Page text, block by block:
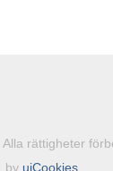
rättigheter
by uiCookies,